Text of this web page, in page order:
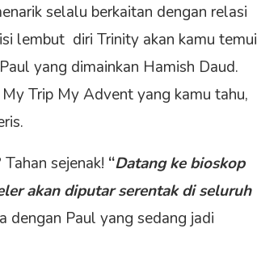
selalu berkaitan dengan relasi
lembut diri Trinity akan kamu temui
yang dimainkan Hamish Daud.
Trip My Advent yang kamu tahu,
sejenak! “Datang ke bioskop
akan diputar serentak di seluruh
dengan Paul yang sedang jadi